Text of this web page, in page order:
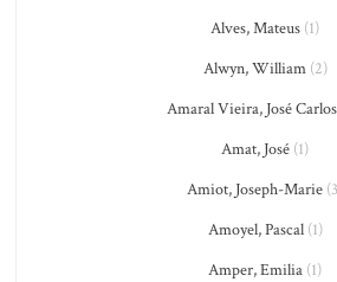
Alves, Mateus (1)
Alwyn, William(2)
Amaral Vieira, José Carlos
Amat, José (1)
Amiot, Joseph-Marie
Amoyel, Pascal(1)
Amper, Emilia (1)